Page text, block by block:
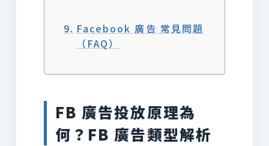
Facebook 廣告 常見問題
（FAQ）
FB 廣告投放原理為
何？FB 廣告類型解析